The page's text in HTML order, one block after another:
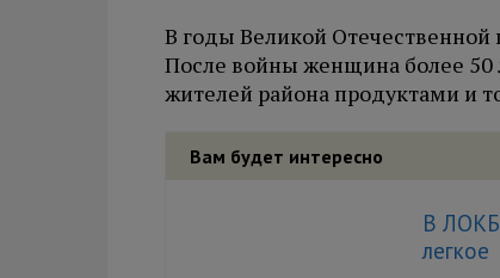
В годы Великой Отечественной
После войны женщина более 50
жителей района продуктами и
Вам будет интересно
В ЛОКБ
легкое